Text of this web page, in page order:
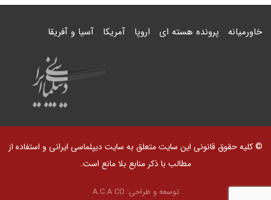
خاورمیانه پرونده هسته ای اروپا آمریکا آسیا و آفریقا
© کلیه حقوق قانونی این سایت متعلق به سایت دیپلماسی ایرانی و استفاده از
مطالب با ذکر منابع بلا مانع است.
توسعه و طراحی: A.C.A CO